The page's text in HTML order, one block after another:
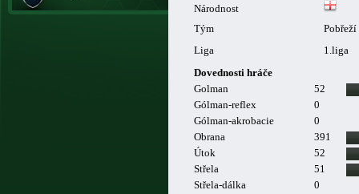
Národnost
Tým
Liga
1.liga
Dovednosti hráče
Golman
52
Gólman-reflex
0
Gólman-akrobacie
0
Obrana
391
Útok
52
Střela
51
Střela-dálka
0